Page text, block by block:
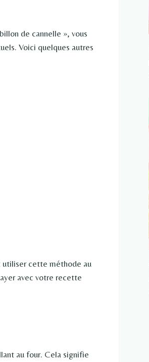
de cannelle », vous
Voici quelques autres
utiliser cette méthode au
avec votre recette
au four. Cela signifie